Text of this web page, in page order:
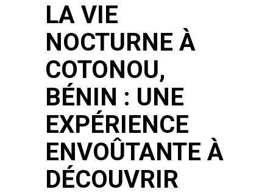
LA VIE
NOCTURNE À
COTONOU,
BÉNIN : UNE
EXPÉRIENCE
ENVOÛTANTE À
DÉCOUVRIR